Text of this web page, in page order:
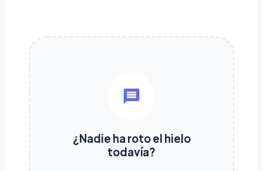
¿Nadie ha roto el hielo
todavía?